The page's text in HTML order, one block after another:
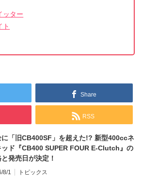
ッター
ト
Share
RSS
に「旧CB400SF」を超えた!? 新型400ccネ
ッド『CB400 SUPER FOUR E-Clutch』の
発売日が決定！
8/1 トピックス